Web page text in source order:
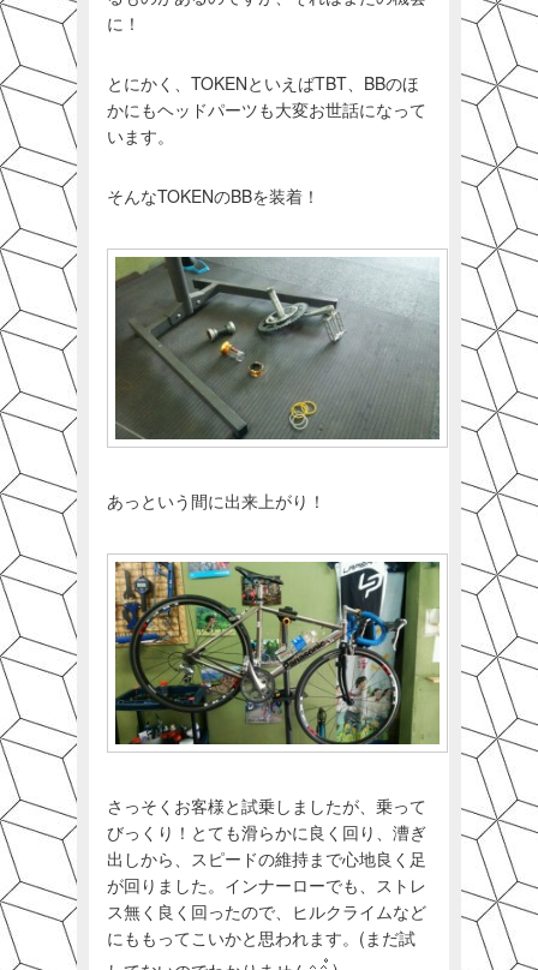
に！
とにかく、TOKENといえばTBT、BBのほ
かにもヘッドパーツも大変お世話になって
います。
そんなTOKENのBBを装着！
あっという間に出来上がり！
さっそくお客様と試乗しましたが、乗って
びっくり！とても滑らかに良く回り、漕ぎ
出しから、スピードの維持まで心地良く足
が回りました。インナーローでも、ストレ
ス無く良く回ったので、ヒルクライムなど
にももってこいかと思われます。(まだ試